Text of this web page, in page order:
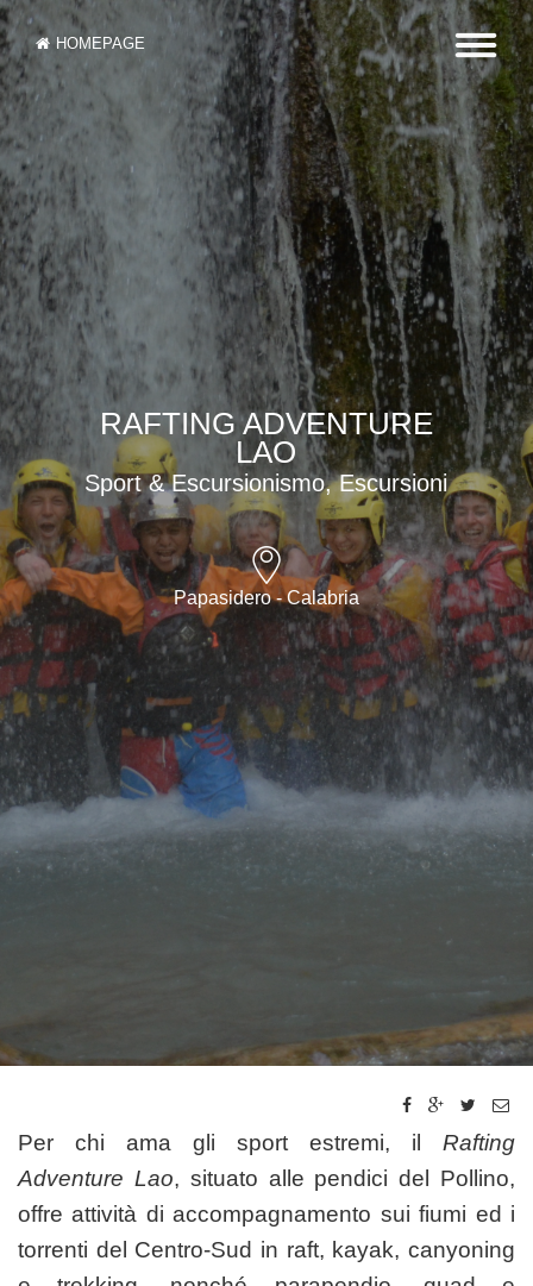
HOMEPAGE
RAFTING ADVENTURE
LAO
Sport & Escursionismo, Escursioni
Papasidero - Calabria
Per chi ama gli sport estremi, il Rafting
Adventure Lao, situato alle pendici del Pollino,
offre attività di accompagnamento sui fiumi ed i
torrenti del Centro-Sud in raft, kayak, canyoning